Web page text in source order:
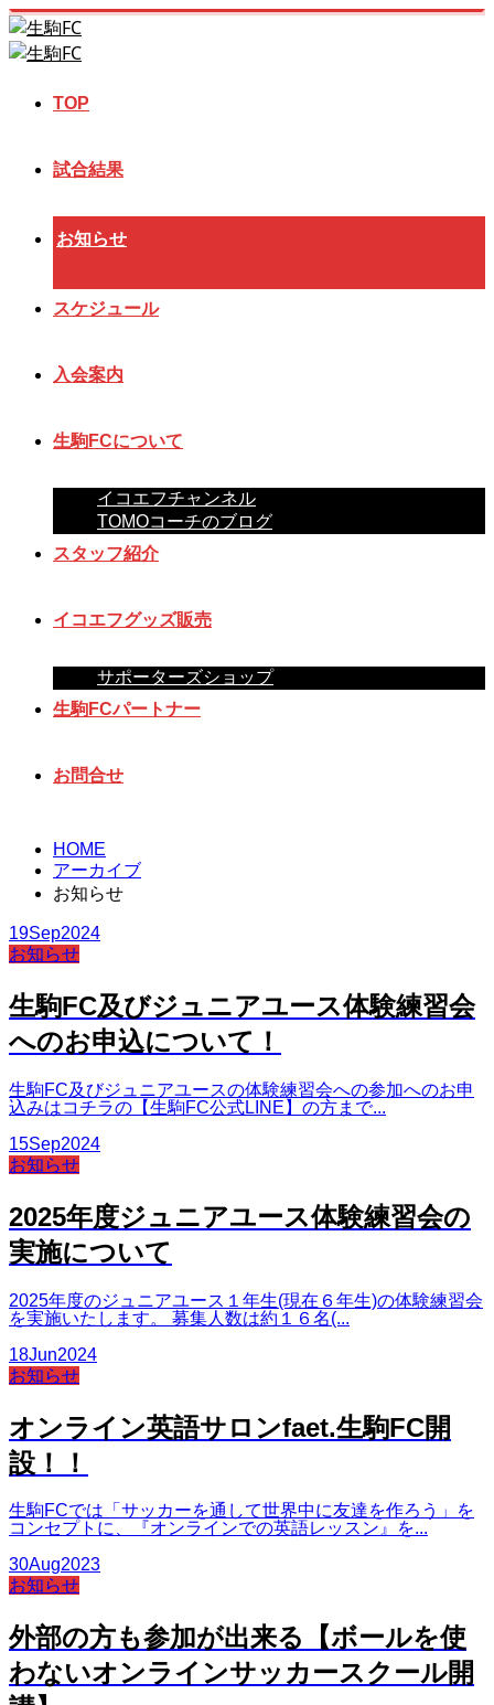
TOP
試合結果
お知らせ
スケジュール
入会案内
生駒FCについて
イコエフチャンネル
TOMOコーチのブログ
スタッフ紹介
イコエフグッズ販売
サポーターズショップ
生駒FCパートナー
お問合せ
HOME
アーカイブ
お知らせ
19Sep2024
お知らせ
生駒FC及びジュニアユース体験練習会
へのお申込について！
生駒FC及びジュニアユースの体験練習会への参加へのお申
込みはコチラの【生駒FC公式LINE】の方まで...
15Sep2024
お知らせ
2025年度ジュニアユース体験練習会の
実施について
2025年度のジュニアユース１年生(現在６年生)の体験練習会
を実施いたします。 募集人数は約１６名(...
18Jun2024
お知らせ
オンライン英語サロンfaet.生駒FC開
設！！
生駒FCでは「サッカーを通して世界中に友達を作ろう」を
コンセプトに、『オンラインでの英語レッスン』を...
30Aug2023
お知らせ
外部の方も参加が出来る【ボールを使
わないオンラインサッカースクール開